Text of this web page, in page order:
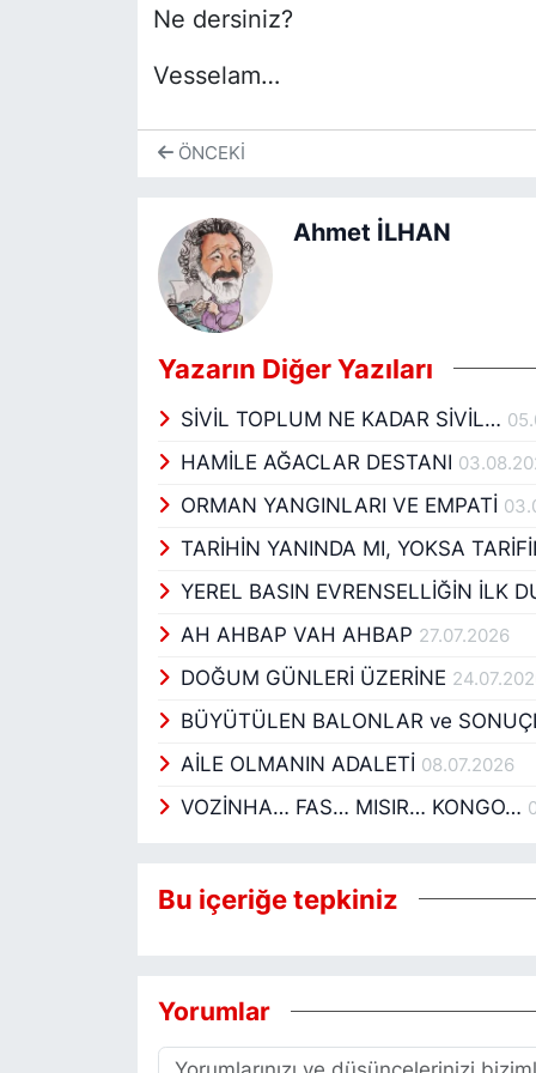
Ne dersiniz?
Vesselam…
ÖNCEKI
Ahmet İLHAN
Yazarın Diğer Yazıları
SİVİL TOPLUM NE KADAR SİVİL…
HAMİLE AĞACLAR DESTANI
ORMAN YANGINLARI VE EMPATİ
TARİHİN YANINDA MI, YOKSA
YEREL BASIN EVRENSELLİĞİN İLK
AH AHBAP VAH AHBAP 27.07.2026
DOĞUM GÜNLERİ ÜZERİNE
BÜYÜTÜLEN BALONLAR ve
AİLE OLMANIN ADALETİ 08.07.2026
VOZİNHA… FAS… MISIR… KONGO…
Bu içeriğe tepkiniz
Yorumlar